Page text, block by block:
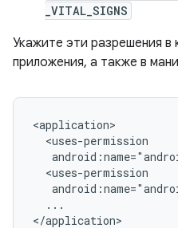
_VITAL_SIGNS
Укажите эти разрешения в
приложения, а также в
...